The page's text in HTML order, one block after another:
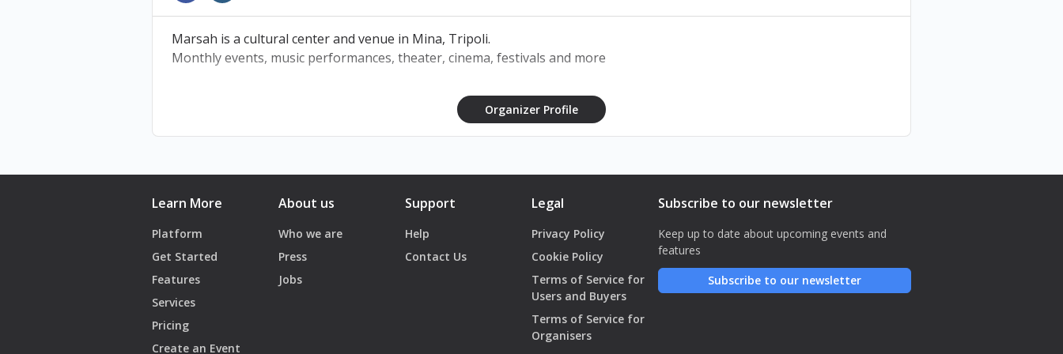
🍸Bar will be open
🕓 Doors open: 8 PM | Concert starts at 8:45 PM
📞 03 909546
Marsah is a cultural center and venue in Mina, Tripoli.
Monthly events, music performances, theater, cinema, festivals and more
Organizer Profile
Learn More
Platform
Get Started
Features
Services
Pricing
Create an Event
About us
Who we are
Press
Jobs
Support
Help
Contact Us
Legal
Privacy Policy
Cookie Policy
Terms of Service for
Users and Buyers
Terms of Service for
Organisers
Subscribe to our newsletter
Keep up to date about upcoming events and
features
Subscribe to our newsletter